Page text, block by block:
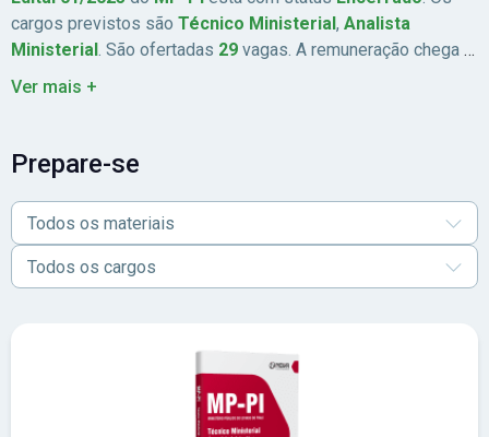
cargos previstos são Técnico Ministerial, Analista
Ministerial . São ofertadas 29 vagas. A remuneração chega a
Até R$ 8.388,73
120,00 a R$ 160,00
Ver mais +
Prepare-se
Todos os materiais
Todos os cargos